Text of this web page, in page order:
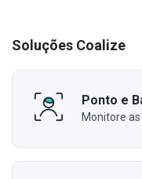
Soluções Coalize
Ponto e
Monitore